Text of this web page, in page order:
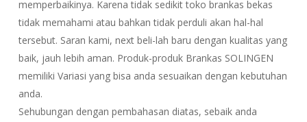
memperbaikinya. Karena tidak sedikit toko brankas bekas
tidak memahami atau bahkan tidak perduli akan hal-hal
tersebut. Saran kami, next beli-lah baru dengan kualitas yang
baik, jauh lebih aman. Produk-produk Brankas SOLINGEN
memiliki Variasi yang bisa anda sesuaikan dengan kebutuhan
anda.
Sehubungan dengan pembahasan diatas, sebaik anda